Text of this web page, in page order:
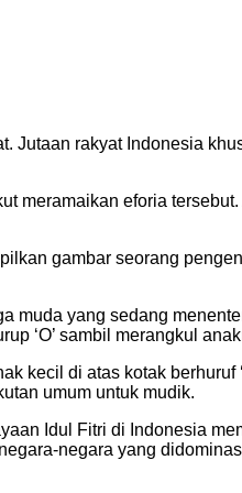
Jutaan rakyat Indonesia
meramaikan eforia
gambar seorang
muda yang sedang
‘O’ sambil merangkul
kecil di atas kotak berhuruf
umum untuk mudik.
Idul Fitri di Indonesia
negara yang